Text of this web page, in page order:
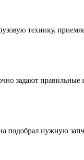
технику,
задают
нужную